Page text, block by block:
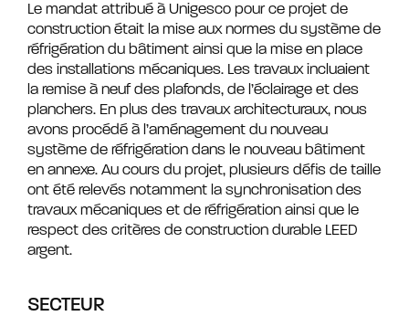
Le mandat attribué à Unigesco pour ce projet de
construction était la mise aux normes du système de
réfrigération du bâtiment ainsi que la mise en place
des installations mécaniques. Les travaux incluaient
la remise à neuf des plafonds, de l’éclairage et des
planchers. En plus des travaux architecturaux, nous
avons procédé à l’aménagement du nouveau
système de réfrigération dans le nouveau bâtiment
en annexe. Au cours du projet, plusieurs défis de taille
ont été relevés notamment la synchronisation des
travaux mécaniques et de réfrigération ainsi que le
respect des critères de construction durable LEED
argent.
SECTEUR